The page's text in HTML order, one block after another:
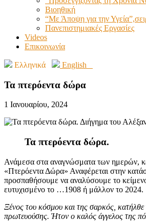
Βιοηθική
“Με Άποψη για την
Πανεπιστημιακές Εργασίες
Videos
Επικοινωνία
Ελληνικά English
Τα πτερόεντα δώρα
1 Ιανουαρίου, 2024
Τα πτερόεντα δώρα.
Ανάμεσα στα αναγνώσματα των ημερών,
«Πτερόεντα Δώρα» Αναφέρεται στην
προσπαθήσουμε να αναλύσουμε το
ευτυχισμένο το …1908 ή μάλλον το 2024.
Ξένος του κόσμου και της σαρκός,
πρωτευούσης. Ήτον ο καλός άγγελος της